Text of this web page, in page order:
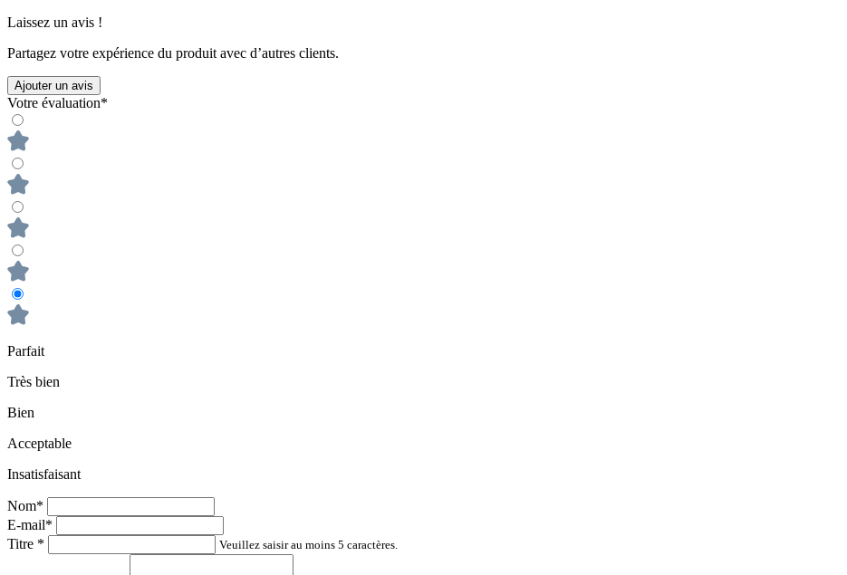
Laissez un avis !
Partagez votre expérience du produit avec d’autres clients.
Ajouter un avis
Votre évaluation*
Parfait
Très bien
Bien
Acceptable
Insatisfaisant
Nom*
E-mail*
Titre * Veuillez saisir au moins 5 caractères.